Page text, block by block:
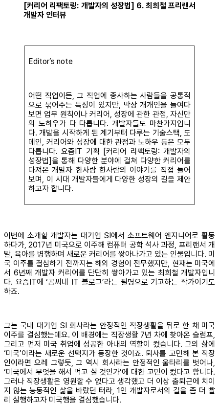
[커리어 리팩토링: 개발자의 성장법] 6. 최희철 프리랜서
개발자 인터뷰
Editor’s note
어떤 직업이든, 그 직업에 종사하는 사람들을 공통적
으로 묶어주는 특징이 있지만, 막상 개개인을 들여다
보면 업무 원칙이나 커리어, 성장에 관한 관점, 자신만
의 노하우가 다 다릅니다. 개발자들도 마찬가지입니
다. 개발을 시작하게 된 계기부터 다루는 기술스택, 도
메인, 커리어와 성장에 대한 관점과 노하우 등은 모두
다릅니다. 요즘IT 기획 [커리어 리팩토링: 개발자의
성장법]을 통해 다양한 분야에 걸쳐 다양한 커리어를
다져온 개발자 한사람 한사람의 이야기를 직접 들어
보며, 이 시대 개발자들에게 다양한 성장의 길을 제안
하고자 합니다.
이번에 소개할 개발자는 대기업 SI에서 소프트웨어 엔지니어로 활동
하다가, 2017년 미국으로 이주해 컴퓨터 공학 석사 과정, 프리랜서 개
발, 육아를 병행하며 새로운 커리어를 쌓아나가고 있는 인물입니다. 미
국 이주를 결심하기 전까지는 해외 경험이 전무했지만, 현재는 미국에
서 6년째 개발자 커리어를 단단히 쌓아가고 있는 최희철 개발자입니
다. 요즘IT에 ‘곰씨네 IT 블로그’라는 필명으로 기고하는 작가이기도
하죠.
그는 국내 대기업 SI 회사라는 안정적인 직장생활을 뒤로 한 채 미국
이주를 결심했는데요. 이 배경에는 직장생활 7년 차에 찾아온 슬럼프,
그리고 먼저 미국 취업에 성공한 아내의 역할이 컸습니다. 그의 삶에
‘미국’이라는 새로운 선택지가 등장한 것이죠. 퇴사를 고민해 본 직장
인이라면 으레 그렇듯, 그 역시 회사라는 안정적인 울타리를 벗어나,
‘미국에서 무엇을 해서 먹고 살 것인가’에 대한 고민이 컸다고 합니다.
그러나 직장생활은 영원할 수 없다고 생각했고 더 이상 출퇴근에 치이
지 않는 능동적인 삶을 바랐던 터라, 1인 개발자로서의 길을 좀 더 빨
리 실행하고자 미국행을 결심했습니다.